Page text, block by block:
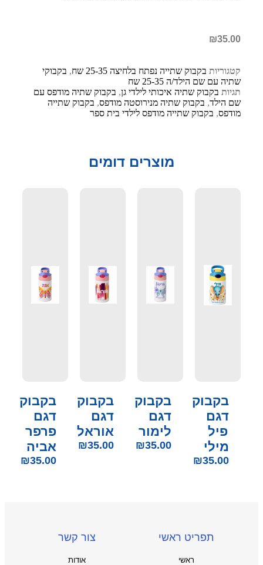
₪35.00
קטגוריות בקבוק שתייה נפתח בלחיצה 25-35 שח , בקבוקי
שתיה עם שם הילד/ה 25-35 שח
תגיות בקבוק שתיה איכותי לילדי גן, בקבוק שתיה מודפס עם
שם הילד, בקבוק שתיה מנירוסטה מודפס, בקבוק שתייה
מודפס, בקבוק שתייה מודפס לילדי בית ספר
מוצרים דומים
בקבוק
דגם
פיל
מילי
₪35.00
בקבוק
דגם
לימור
₪35.00
בקבוק
דגם
אוראל
₪35.00
בקבוק
דגם
פרפר
אביה
₪35.00
תפריט ראשי
ראשי
צור קשר
אודות